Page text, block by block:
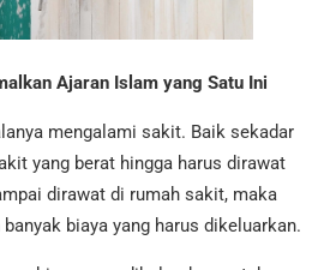
Ajaran Islam yang Satu Ini
mengalami sakit. Baik sekadar
yang berat hingga harus dirawat
dirawat di rumah sakit, maka
biaya yang harus dikeluarkan.